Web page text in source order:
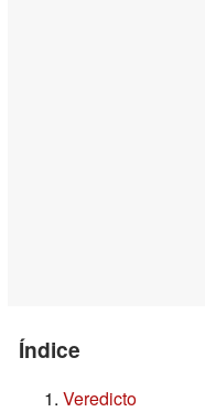
Índice
Veredicto